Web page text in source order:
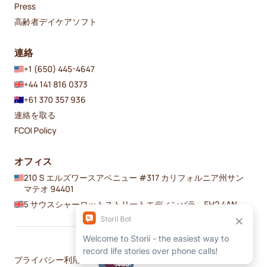
Press
高齢者デイケアソフト
連絡
+1 (650) 445-4647
+44 141 816 0373
+61 370 357 936
連絡を取る
FCOI Policy
オフィス
210 S エルズワースアベニュー #317 カリフォルニア州サン
マテオ 94401
5 サウスシャーロットストリートエディンバラ、EH2 4AN
プライバシー利用規約